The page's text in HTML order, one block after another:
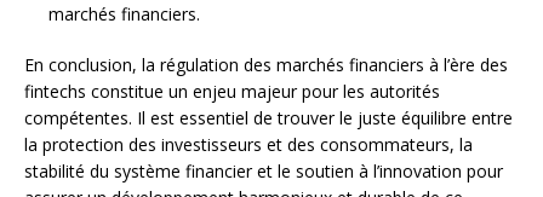
marchés financiers.
En conclusion, la régulation des marchés financiers à l’ère des
fintechs constitue un enjeu majeur pour les autorités
compétentes. Il est essentiel de trouver le juste équilibre entre
la protection des investisseurs et des consommateurs, la
stabilité du système financier et le soutien à l’innovation pour